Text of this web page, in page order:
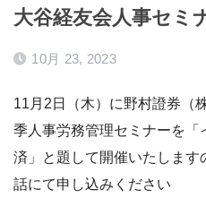
大谷経友会人事セミ
10月 23, 2023
11月2日（木）に野村證券（
季人事労務管理セミナーを「
済」と題して開催いたしま
話にて申し込みください